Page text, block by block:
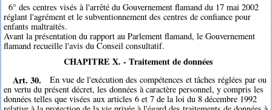
6° des centres visés à l'arrêté du Gouvernement flamand du 17 mai 2002
réglant l'agrément et le subventionnement des centres de confiance pour
enfants maltraités.
Avant la présentation du rapport au Parlement flamand, le Gouvernement
flamand recueille l'avis du Conseil consultatif.
CHAPITRE X. - Traitement de données
Art. 30.
En vue de l'exécution des compétences et tâches réglées par ou
en vertu du présent décret, les données à caractère personnel, y compris les
données telles que visées aux articles 6 et 7 de la loi du 8 décembre 1992